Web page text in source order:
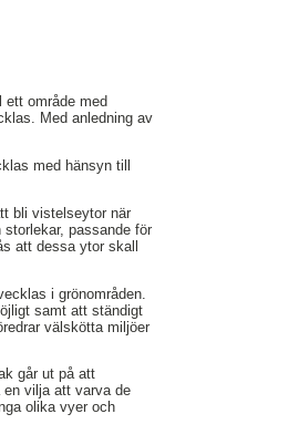
ett område med
Med anledning av
med hänsyn till
bli vistelseytor när
passande för
att dessa ytor skall
i grönområden.
samt att ständigt
välskötta miljöer
går ut på att
vilja att varva de
olika vyer och